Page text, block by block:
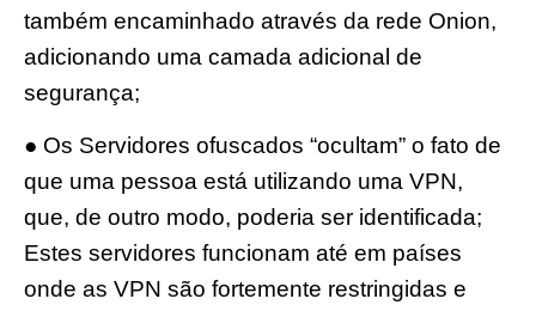
também encaminhado através da rede Onion,
adicionando uma camada adicional de
segurança;
● Os Servidores ofuscados “ocultam” o fato de
que uma pessoa está utilizando uma VPN,
que, de outro modo, poderia ser identificada;
Estes servidores funcionam até em países
onde as VPN são fortemente restringidas e